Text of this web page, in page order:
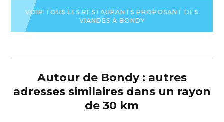
FICHE
DU
RESTAURANT
DU
RESTAURANT
DU
RESTAURANT
VOIR TOUS LES RESTAURANTS PROPOSANT DES
VIANDES À BONDY
Autour de Bondy : autres
adresses similaires dans un rayon
de 30 km